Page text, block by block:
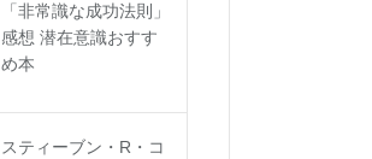
「非常識な成功法則」
感想 潜在意識おすす
め本
スティーブン・R・コ